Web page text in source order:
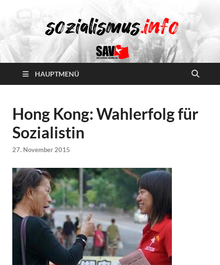
HAUPTMENÜ
Hong Kong: Wahlerfolg für
Sozialistin
27. November 2015